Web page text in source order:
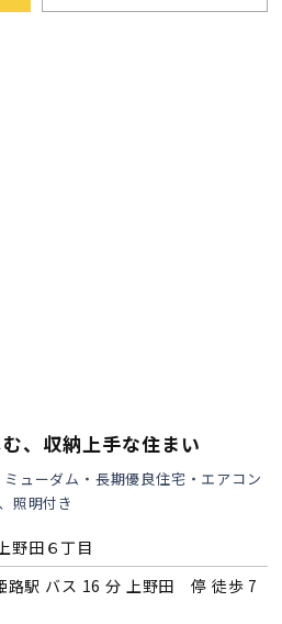
、収納上手な住まい
ューダム・長期優良住宅・エアコン
照明付き
野田６丁目
路駅 バス 16 分 上野田 停 徒歩 7